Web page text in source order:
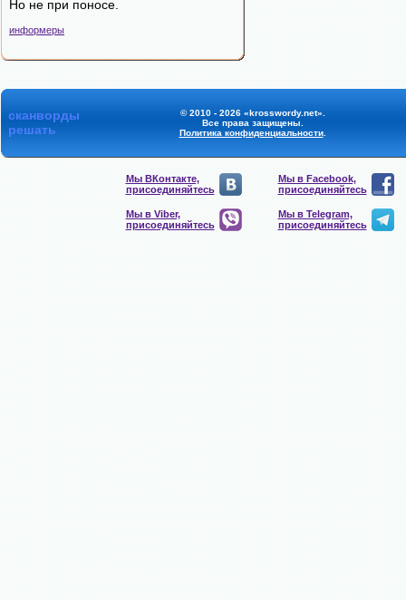
Но не при поносе.
информеры
сканворды
решать
© 2010 - 2026 «krosswordy.net».
Все права защищены.
Политика конфиденциальности.
Мы ВКонтакте,
присоединяйтесь
Мы в Facebook,
присоединяйтесь
Мы в Viber,
присоединяйтесь
Мы в Telegram,
присоединяйтесь